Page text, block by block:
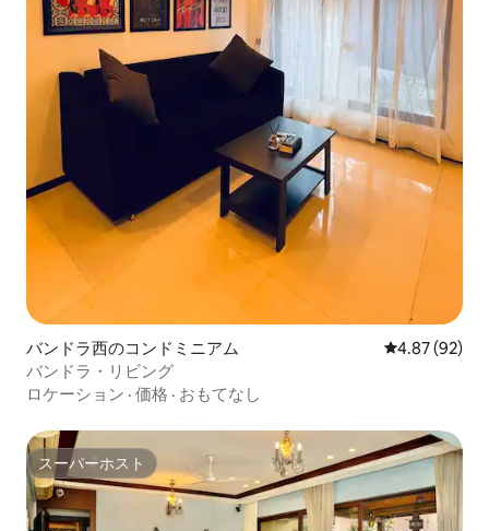
バンドラ西のコンドミニアム レビュー92
4.87 (92)
バンドラ・リビング
ロケーション · 価格 · おもてなし
スーパーホスト
スーパーホスト